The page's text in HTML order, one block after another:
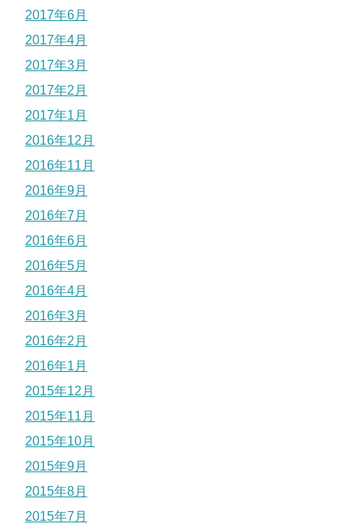
2017年6月
2017年4月
2017年3月
2017年2月
2017年1月
2016年12月
2016年11月
2016年9月
2016年7月
2016年6月
2016年5月
2016年4月
2016年3月
2016年2月
2016年1月
2015年12月
2015年11月
2015年10月
2015年9月
2015年8月
2015年7月